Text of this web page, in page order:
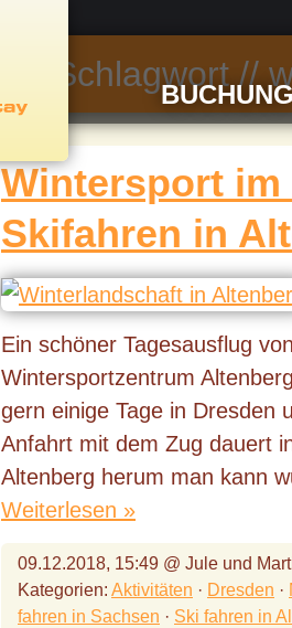
BUCHUNG
Schlagwort //
Wintersport im
Skifahren in
Ein schöner Tagesausflug
Wintersportzentrum
gern einige Tage in Dresden
Anfahrt mit dem Zug dauert
Altenberg herum man kann
Weiterlesen »
09.12.2018, 15:49 @ Jule und
Kategorien: Aktivitäten · Dresden ·
fahren in Sachsen · Ski fahren in